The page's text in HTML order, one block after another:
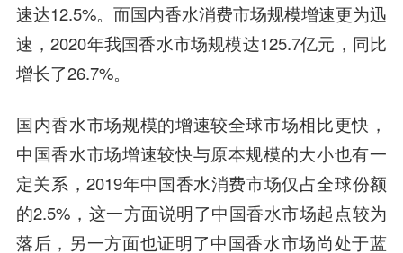
速达12.5%。而国内香水消费市场规模增速更为迅
速，2020年我国香水市场规模达125.7亿元，同比
增长了26.7%。
国内香水市场规模的增速较全球市场相比更快，
中国香水市场增速较快与原本规模的大小也有一
定关系，2019年中国香水消费市场仅占全球份额
的2.5%，这一方面说明了中国香水市场起点较为
落后，另一方面也证明了中国香水市场尚处于蓝